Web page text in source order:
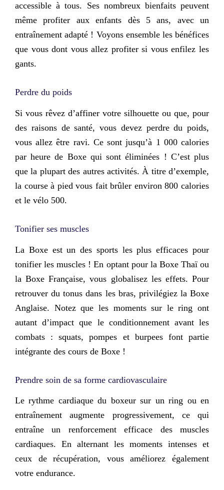
accessible à tous. Ses nombreux bienfaits peuvent
même profiter aux enfants dès 5 ans, avec un
entraînement adapté ! Voyons ensemble les bénéfices
que vous dont vous allez profiter si vous enfilez les
gants.
Perdre du poids
Si vous rêvez d’affiner votre silhouette ou que, pour
des raisons de santé, vous devez perdre du poids,
vous allez être ravi. Ce sont jusqu’à 1 000 calories
par heure de Boxequi sont éliminées ! C’est plus
que la plupart des autres activités. À titre d’exemple,
la course à pied vous fait brûler environ 800 calories
et le vélo 500.
Tonifier ses muscles
La Boxe est un des sports les plus efficaces pour
tonifier les muscles ! En optant pour la Boxe Thaï ou
la Boxe Française, vous globalisez les effets. Pour
retrouver du tonus dans les bras, privilégiez la Boxe
Anglaise. Notez que les moments sur le ring ont
autant d’impact que le conditionnement avant les
combats :squats, pompes et burpees font partie
intégrante des cours de Boxe !
Prendre soin de sa forme cardiovasculaire
Le rythme cardiaque du boxeur sur un ring ou en
entraînement augmente progressivement, ce qui
entraîne un renforcement efficace des muscles
cardiaques. En alternant les moments intenses et
ceux de récupération, vous améliorez également
votre endurance.